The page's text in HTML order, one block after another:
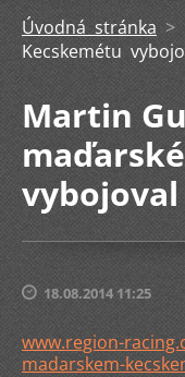
Úvodná stránka >
Kecskemétu
Martin
18.08.2014 11:25
www.region-
madarskem-